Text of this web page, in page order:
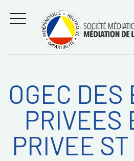
Régler les litiges
entre
consommateurs et
professionnels avec
la médiation de la
consommation
MENU
Recherche
sur:
OGEC DES
PRIVEES
PRIVEE